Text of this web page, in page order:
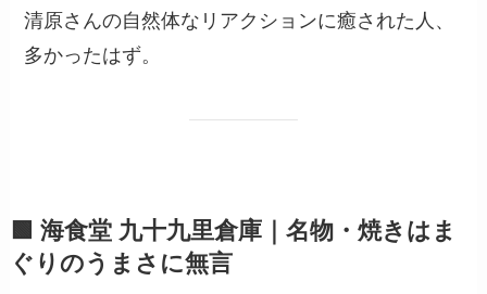
清原さんの自然体なリアクションに癒された人、
多かったはず。
🟩 海食堂 九十九里倉庫｜名物・焼きはま
ぐりのうまさに無言